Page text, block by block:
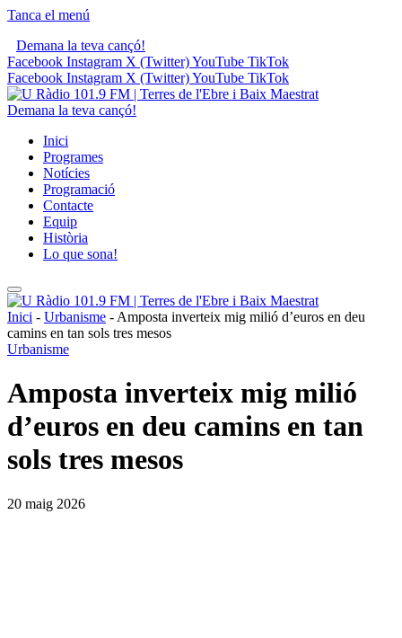
Tanca el menú
Demana la teva cançó!
Facebook Instagram X (Twitter)YouTube TikTok
Facebook Instagram X (Twitter)YouTube TikTok
Demana la teva cançó!
Inici
Programes
Notícies
Programació
Contacte
Equip
Història
Lo que sona!
Inici - Urbanisme - Amposta inverteix mig milió d’euros en deu
camins en tan sols tres mesos
Urbanisme
Amposta inverteix mig milió
d’euros en deu camins en tan
sols tres mesos
20 maig 2026